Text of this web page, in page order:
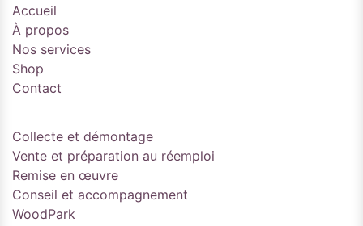
Accueil
À propos
Nos services
Shop
Contact
Collecte et démontage
Vente et préparation au réemploi
Remise en œuvre
Conseil et accompagnement
WoodPark